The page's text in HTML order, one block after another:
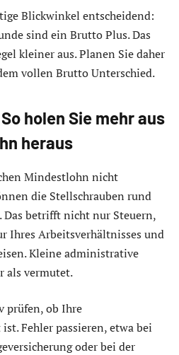
Blickwinkel entscheidend:
sind ein Brutto Plus. Das
kleiner aus. Planen Sie daher
vollen Brutto Unterschied.
holen Sie mehr aus
heraus
Mindestlohn nicht
die Stellschrauben rund
Das betrifft nicht nur Steuern,
Ihres Arbeitsverhältnisses und
Kleine administrative
als vermutet.
prüfen, ob Ihre
Fehler passieren, etwa bei
oder bei der